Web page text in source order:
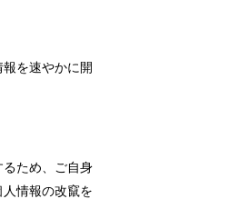
を速やかに開
ため、ご自身
情報の改竄を